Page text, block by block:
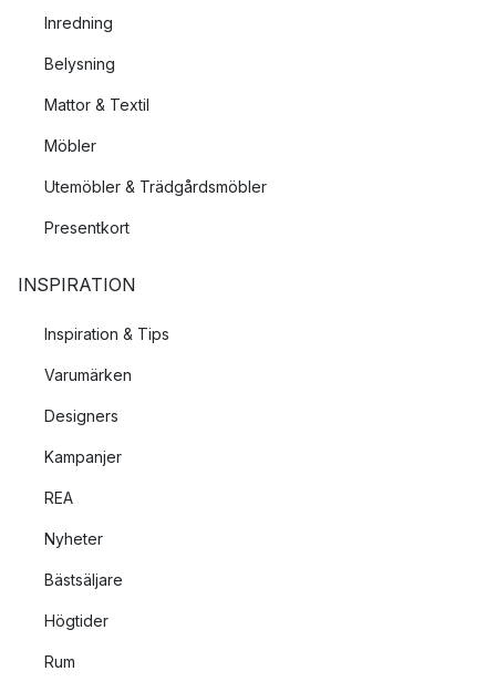
Inredning
Belysning
Mattor & Textil
Möbler
Utemöbler & Trädgårdsmöbler
Presentkort
INSPIRATION
Inspiration & Tips
Varumärken
Designers
Kampanjer
REA
Nyheter
Bästsäljare
Högtider
Rum